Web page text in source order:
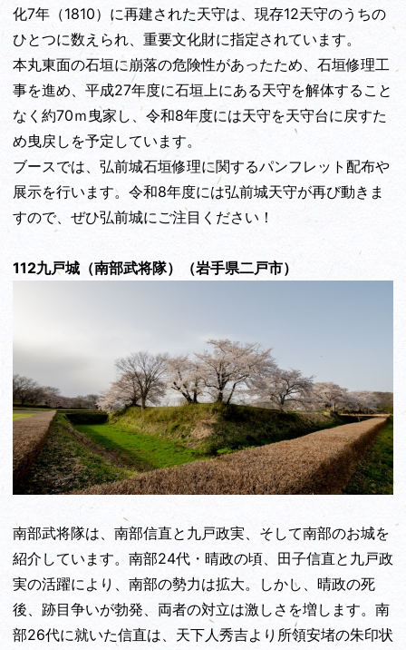
化7年（1810）に再建された天守は、現存12天守のうちの
ひとつに数えられ、重要文化財に指定されています。
本丸東面の石垣に崩落の危険性があったため、石垣修理工
事を進め、平成27年度に石垣上にある天守を解体すること
なく約70ｍ曳家し、令和8年度には天守を天守台に戻すた
め曳戻しを予定しています。
ブースでは、弘前城石垣修理に関するパンフレット配布や
展示を行います。令和8年度には弘前城天守が再び動きま
すので、ぜひ弘前城にご注目ください！
112九戸城（南部武将隊）（岩手県二戸市）
南部武将隊は、南部信直と九戸政実、そして南部のお城を
紹介しています。南部24代・晴政の頃、田子信直と九戸政
実の活躍により、南部の勢力は拡大。しかし、晴政の死
後、跡目争いが勃発、両者の対立は激しさを増します。南
部26代に就いた信直は、天下人秀吉より所領安堵の朱印状